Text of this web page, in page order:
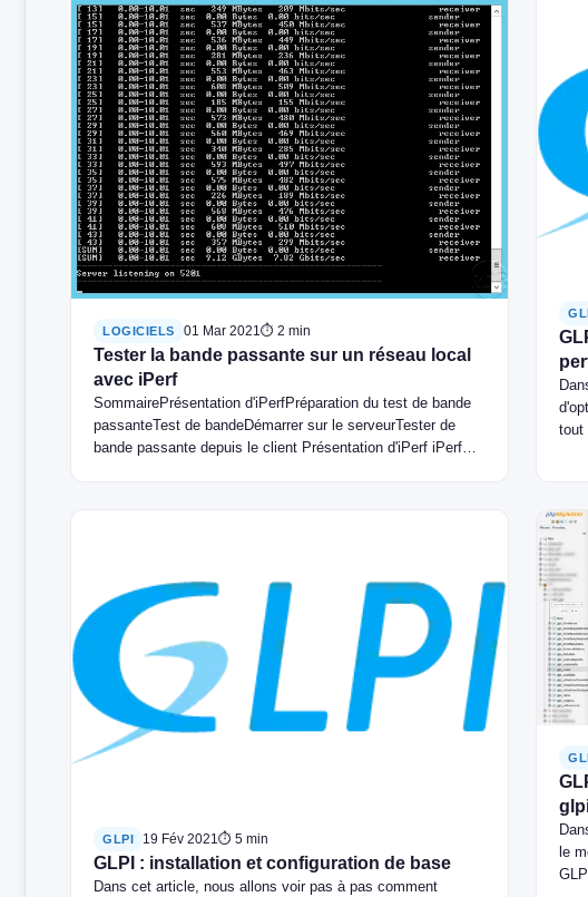
LOGICIELS 01 Mar 2021⏱ 2 min
Tester la bande passante sur un réseau local
avec iPerf
SommairePrésentation d'iPerfPréparation du test de bande
passanteTest de bandeDémarrer sur le serveurTester de
bande passante depuis le client Présentation d'iPerf iPerf
tout
GLPI 19 Fév 2021⏱ 5 min
GLPI : installation et configuration de base
Dans cet article, nous allons voir pas à pas comment
le